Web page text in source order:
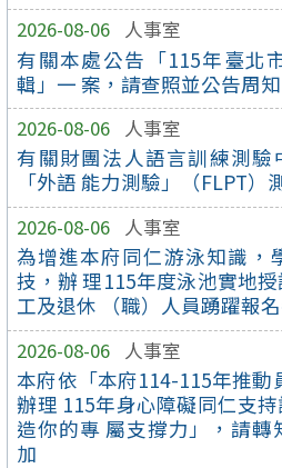
2026-08-06 人事室
有關本處公告「115年臺北
輯」一 案，請查照並公告周知
2026-08-06 人事室
有關財團法人語言訓練測驗
「外語 能力測驗」（FLPT
2026-08-06 人事室
為增進本府同仁游泳知識，
技，辦 理115年度泳池實地
工及退休 （職）人員踴躍報
2026-08-06 人事室
本府依「本府114-115年推動
辦理 115年身心障礙同仁支
造你的專 屬支撐力」，請轉
加